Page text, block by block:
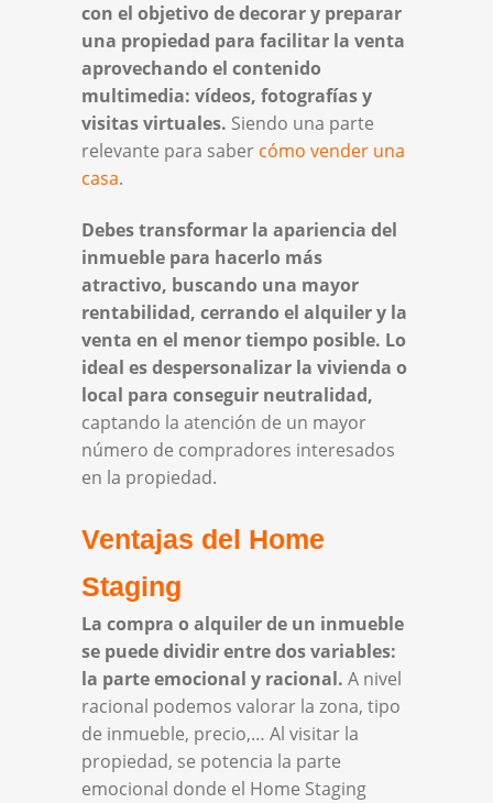
con el objetivo de decorar y preparar
una propiedad para facilitar la venta
aprovechando el contenido
multimedia: vídeos, fotografías y
visitas virtuales. Siendo una parte
relevante para saber cómo vender una
casa.
Debes transformar la apariencia del
inmueble para hacerlo más
atractivo, buscando una mayor
rentabilidad, cerrando el alquiler y la
venta en el menor tiempo posible. Lo
ideal es despersonalizar la vivienda o
local para conseguir neutralidad,
captando la atención de un mayor
número de compradores interesados
en la propiedad.
Ventajas del Home
Staging
La compra o alquiler de un inmueble
se puede dividir entre dos variables:
la parte emocional y racional. A nivel
racional podemos valorar la zona, tipo
de inmueble, precio,… Al visitar la
propiedad, se potencia la parte
emocional donde el Home Staging